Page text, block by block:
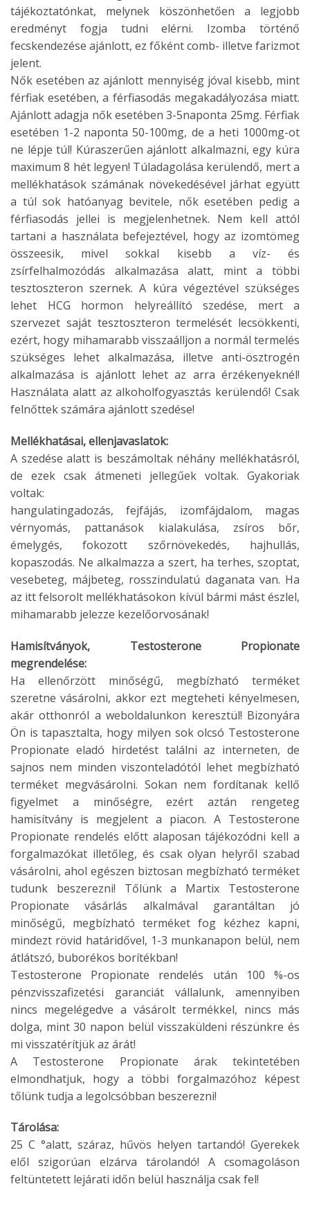
tájékoztatónkat, melynek köszönhetően a legjobb
eredményt fogja tudni elérni. Izomba történő
fecskendezése ajánlott, ez főként comb- illetve farizmot
jelent.
Nők esetében az ajánlott mennyiség jóval kisebb, mint
férfiak esetében, a férfiasodás megakadályozása miatt.
Ajánlott adagja nők esetében 3-5naponta 25mg. Férfiak
esetében 1-2 naponta 50-100mg, de a heti 1000mg-ot
ne lépje túl! Kúraszerűen ajánlott alkalmazni, egy kúra
maximum 8 hét legyen! Túladagolása kerülendő, mert a
mellékhatások számának növekedésével járhat együtt
a túl sok hatóanyag bevitele, nők esetében pedig a
férfiasodás jellei is megjelenhetnek. Nem kell attól
tartani a használata befejeztével, hogy az izomtömeg
összeesik, mivel sokkal kisebb a víz- és
zsírfelhalmozódás alkalmazása alatt, mint a többi
tesztoszteron szernek. A kúra végeztével szükséges
lehet HCG hormon helyreállító szedése, mert a
szervezet saját tesztoszteron termelését lecsökkenti,
ezért, hogy mihamarabb visszaálljon a normál termelés
szükséges lehet alkalmazása, illetve anti-ösztrogén
alkalmazása is ajánlott lehet az arra érzékenyeknél!
Használata alatt az alkoholfogyasztás kerülendő! Csak
felnőttek számára ajánlott szedése!
Mellékhatásai, ellenjavaslatok:
A szedése alatt is beszámoltak néhány mellékhatásról,
de ezek csak átmeneti jellegűek voltak. Gyakoriak
voltak:
hangulatingadozás, fejfájás, izomfájdalom, magas
vérnyomás, pattanások kialakulása, zsíros bőr,
émelygés, fokozott szőrnövekedés, hajhullás,
kopaszodás. Ne alkalmazza a szert, ha terhes, szoptat,
vesebeteg, májbeteg, rosszindulatú daganata van. Ha
az itt felsorolt mellékhatásokon kívül bármi mást észlel,
mihamarabb jelezze kezelőorvosának!
Hamisítványok, Testosterone Propionate
megrendelése:
Ha ellenőrzött minőségű, megbízható terméket
szeretne vásárolni, akkor ezt megteheti kényelmesen,
akár otthonról a weboldalunkon keresztül! Bizonyára
Ön is tapasztalta, hogy milyen sok olcsó Testosterone
Propionate eladó hirdetést találni az interneten, de
sajnos nem minden viszonteladótól lehet megbízható
terméket megvásárolni. Sokan nem fordítanak kellő
figyelmet a minőségre, ezért aztán rengeteg
hamisítvány is megjelent a piacon. A Testosterone
Propionate rendelés előtt alaposan tájékozódni kell a
forgalmazókat illetőleg, és csak olyan helyről szabad
vásárolni, ahol egészen biztosan megbízható terméket
tudunk beszerezni! Tőlünk a Martix Testosterone
Propionate vásárlás alkalmával garantáltan jó
minőségű, megbízható terméket fog kézhez kapni,
mindezt rövid határidővel, 1-3 munkanapon belül, nem
átlátszó, buborékos borítékban!
Testosterone Propionate rendelés után 100 %-os
pénzvisszafizetési garanciát vállalunk, amennyiben
nincs megelégedve a vásárolt termékkel, nincs más
dolga, mint 30 napon belül visszaküldeni részünkre és
mi visszatérítjük az árát!
A Testosterone Propionate árak tekintetében
elmondhatjuk, hogy a többi forgalmazóhoz képest
tőlünk tudja a legolcsóbban beszerezni!
Tárolása:
25 C °alatt, száraz, hűvös helyen tartandó! Gyerekek
elől szigorúan elzárva tárolandó! A csomagoláson
feltüntetett lejárati időn belül használja csak fel!